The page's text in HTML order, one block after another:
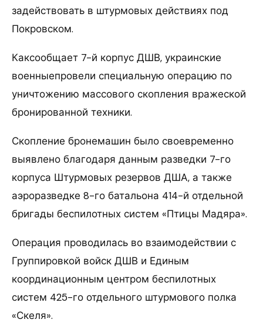
задействовать в штурмовых действиях под
Покровском.
Каксообщает 7-й корпус ДШВ, украинские
военныепровели специальную операцию по
уничтожению массового скопления вражеской
бронированной техники.
Скопление бронемашин было своевременно
выявлено благодаря данным разведки 7-го
корпуса Штурмовых резервов ДША, а также
аэроразведке 8-го батальона 414-й отдельной
бригады беспилотных систем «Птицы Мадяра».
Операция проводилась во взаимодействии с
Группировкой войск ДШВ и Единым
координационным центром беспилотных
систем 425-го отдельного штурмового полка
«Скеля».